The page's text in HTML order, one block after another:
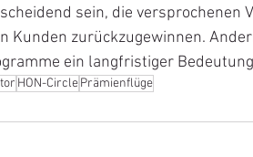
sein, die versprochenen
Kunden zurückzugewinnen.
ein langfristiger
HON-CirclePrämienflüge